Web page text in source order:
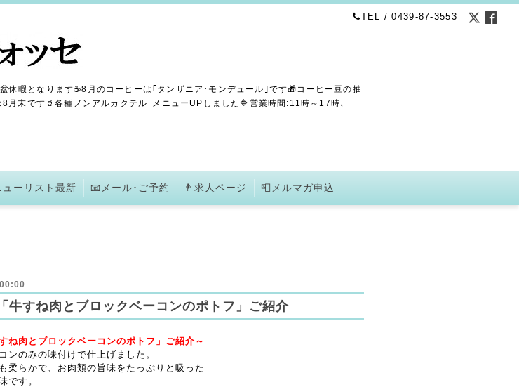
TEL / 0439-87-3553
暇となります☕8月のコーヒーは｢タンザニア･モンデュール｣です🎁コーヒー豆の抽
末です🥤各種ノンアルカクテル･メニューUPしました🔷営業時間:11時～17時､
ューリスト最新 📧メール･ご予約 👨求人ページ 📮メルマガ申込
牛すね肉とブロックベーコンのポトフ」ご紹介
ね肉とブロックベーコンのポトフ」ご紹介～
ンのみの味付けで仕上げました。
柔らかで、お肉類の旨味をたっぷりと吸った
です。